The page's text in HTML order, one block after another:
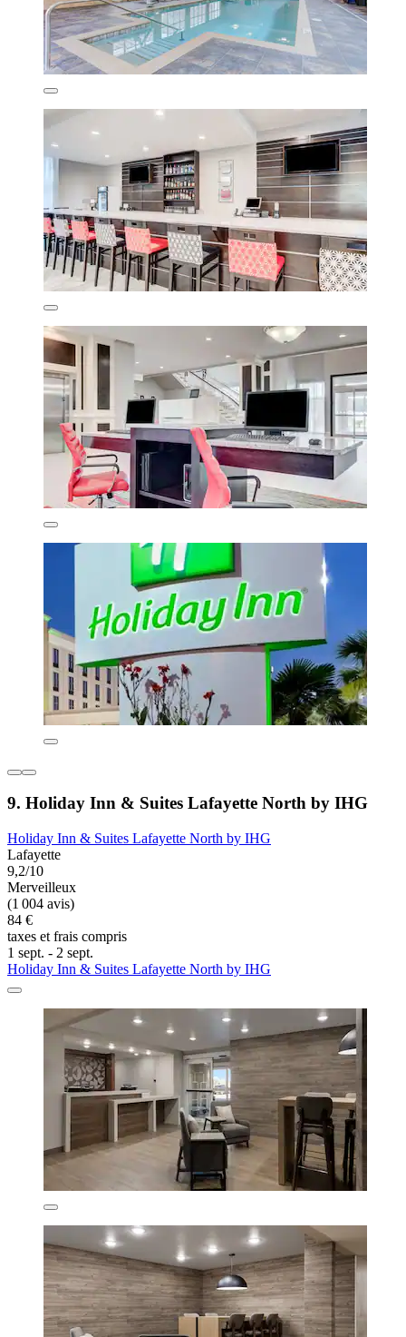
9. Holiday Inn & Suites Lafayette North by IHG
Holiday Inn & Suites Lafayette North by IHG
Lafayette
9,2/10
Merveilleux
(1 004 avis)
84 €
taxes et frais compris
1 sept. - 2 sept.
Holiday Inn & Suites Lafayette North by IHG